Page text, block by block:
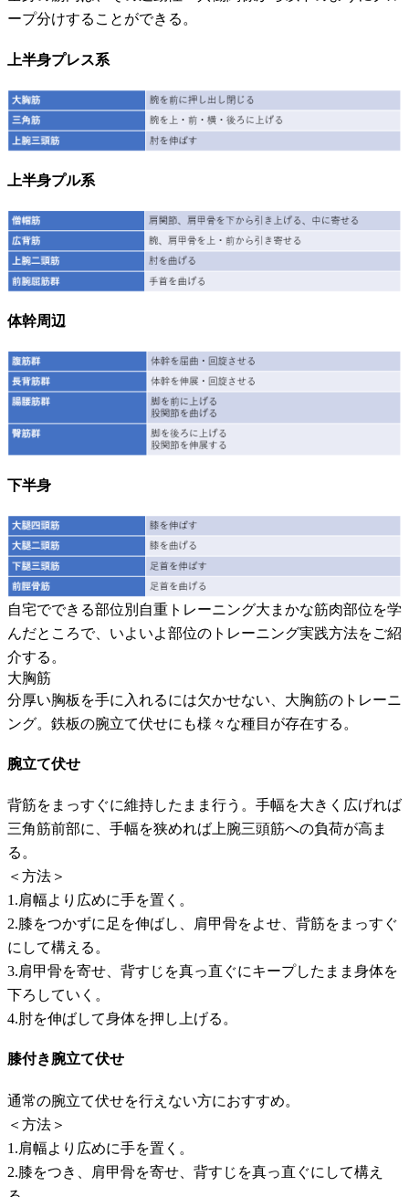
ープ分けすることができる。
上半身プレス系
上半身プル系
体幹周辺
下半身
自宅でできる部位別自重トレーニング大まかな筋肉部位を学
んだところで、いよいよ部位のトレーニング実践方法をご紹
介する。
大胸筋
分厚い胸板を手に入れるには欠かせない、大胸筋のトレーニ
ング。鉄板の腕立て伏せにも様々な種目が存在する。
腕立て伏せ
背筋をまっすぐに維持したまま行う。手幅を大きく広げれば
三角筋前部に、手幅を狭めれば上腕三頭筋への負荷が高ま
る。
＜方法＞
1.肩幅より広めに手を置く。
2.膝をつかずに足を伸ばし、肩甲骨をよせ、背筋をまっすぐ
にして構える。
3.肩甲骨を寄せ、背すじを真っ直ぐにキープしたまま身体を
下ろしていく。
4.肘を伸ばして身体を押し上げる。
膝付き腕立て伏せ
通常の腕立て伏せを行えない方におすすめ。
＜方法＞
1.肩幅より広めに手を置く。
2.膝をつき、肩甲骨を寄せ、背すじを真っ直ぐにして構え